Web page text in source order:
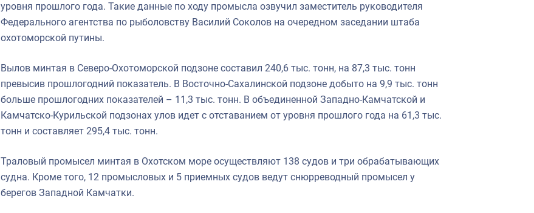
уровня прошлого года. Такие данные по ходу промысла озвучил заместитель руководителя
Федерального агентства по рыболовству Василий Соколов на очередном заседании штаба
охотоморской путины.
Вылов минтая в Северо-Охотоморской подзоне составил 240,6 тыс. тонн, на 87,3 тыс. тонн
превысив прошлогодний показатель. В Восточно-Сахалинской подзоне добыто на 9,9 тыс. тонн
больше прошлогодних показателей – 11,3 тыс. тонн. В объединенной Западно-Камчатской и
Камчатско-Курильской подзонах улов идет с отставанием от уровня прошлого года на 61,3 тыс.
тонн и составляет 295,4 тыс. тонн.
Траловый промысел минтая в Охотском море осуществляют 138 судов и три обрабатывающих
судна. Кроме того, 12 промысловых и 5 приемных судов ведут снюрреводный промысел у
берегов Западной Камчатки.